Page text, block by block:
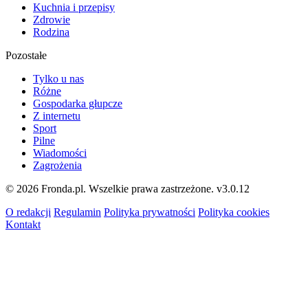
Kuchnia i przepisy
Zdrowie
Rodzina
Pozostałe
Tylko u nas
Różne
Gospodarka głupcze
Z internetu
Sport
Pilne
Wiadomości
Zagrożenia
© 2026 Fronda.pl. Wszelkie prawa zastrzeżone. v3.0.12
O redakcji Regulamin Polityka prywatności Polityka cookies
Kontakt